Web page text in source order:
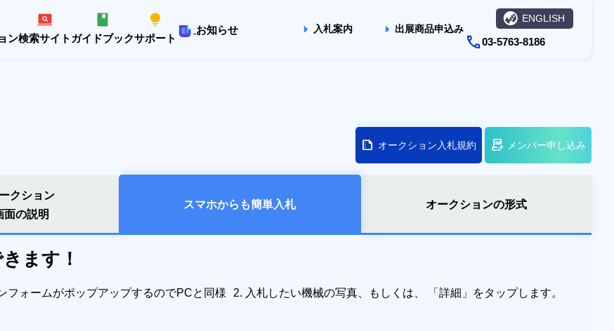
ン検索サイト ガイドブックサポート
お知らせ 入札案内 出展商品申込み
ENGLISH
03-5763-8186
オークション入札規約 メンバー申し込み
クション
面の説明
スマホからも簡単入札 オークションの形式
ます！
フォームがポップアップするのでPCと同様
2. 入札したい機械の写真、もしくは、 「詳細」をタップします。